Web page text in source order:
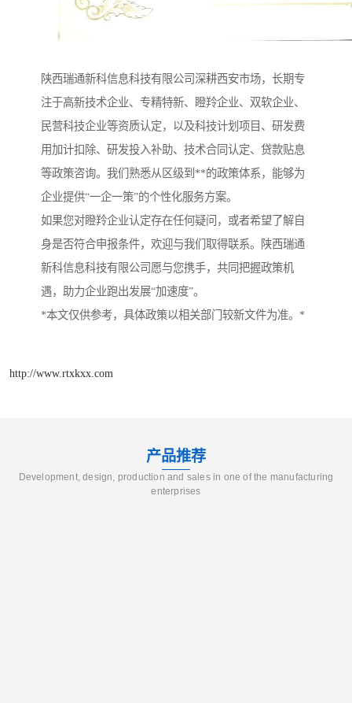
陕西瑞通新科信息科技有限公司深耕西安市场，长期专
注于高新技术企业、专精特新、瞪羚企业、双软企业、
民营科技企业等资质认定，以及科技计划项目、研发费
用加计扣除、研发投入补助、技术合同认定、贷款贴息
等政策咨询。我们熟悉从区级到**的政策体系，能够为
企业提供“一企一策”的个性化服务方案。
如果您对瞪羚企业认定存在任何疑问，或者希望了解自
身是否符合申报条件，欢迎与我们取得联系。陕西瑞通
新科信息科技有限公司愿与您携手，共同把握政策机
遇，助力企业跑出发展“加速度”。
*本文仅供参考，具体政策以相关部门较新文件为准。*
http://www.rtxkxx.com
产品推荐
Development, design, production and sales in one of the manufacturing
enterprises